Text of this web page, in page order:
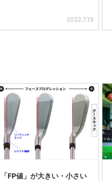
2022.7.19
「FP値」が大きい・小さい